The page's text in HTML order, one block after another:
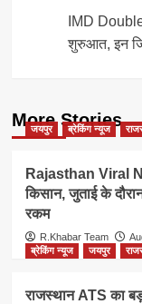
IMD
शुरुआत, इन
More Stories
जयपुर ब्रेकिंग न्यूज
Rajasthan Viral
किसान, जुताई के
रकम
R.Khabar Team
ब्रेकिंग न्यूज
जयपुर
राजस्थान ATS का